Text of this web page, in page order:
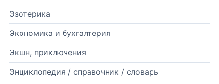
Эзотерика
Экономика и бухгалтерия
Экшн, приключения
Энциклопедия / справочник / словарь